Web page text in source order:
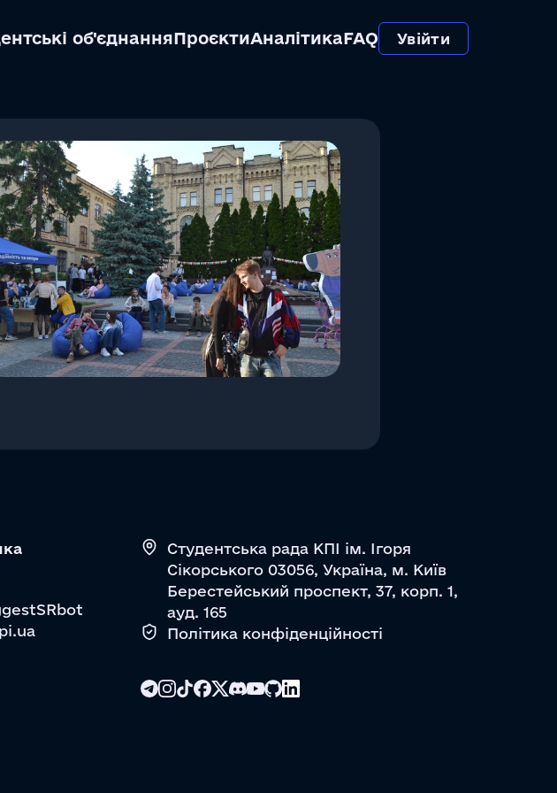
об'єднанняПроєктиАналітикаFAQ Увійти
Студентська рада КПІ ім. Ігоря
Сікорського 03056, Україна, м. Київ
Берестейський проспект, 37, корп. 1,
ауд. 165
Політика конфіденційності